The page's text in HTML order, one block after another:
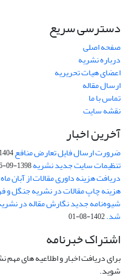
دسترسی سریع
صفحه اصلی
درباره نشریه
اعضای هیات تحریریه
ارسال مقاله
تماس با ما
نقشه سایت
آخرین اخبار
ضرورت ارسال فایل تعارض منافع1404-10-24
تنظیمات سایت جدید نشریه1398-09-26
دریافت هزینه داوری مقالات از آبان ماه 1402
هزینه چاپ مقالات در نشریه جنگل و
شیوه‌نامه جدید نگارش مقاله در
شد.1402-08-01
اشتراک خبرنامه
برای دریافت اخبار و اطلاعیه های
شوید.